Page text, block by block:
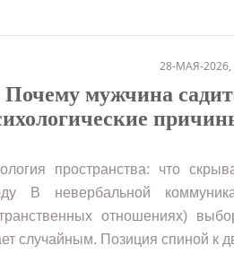
28-МАЯ-2026,
Почему мужчина
пространства: что
В невербальной
отношениях)
случайным. Позиция спиной к